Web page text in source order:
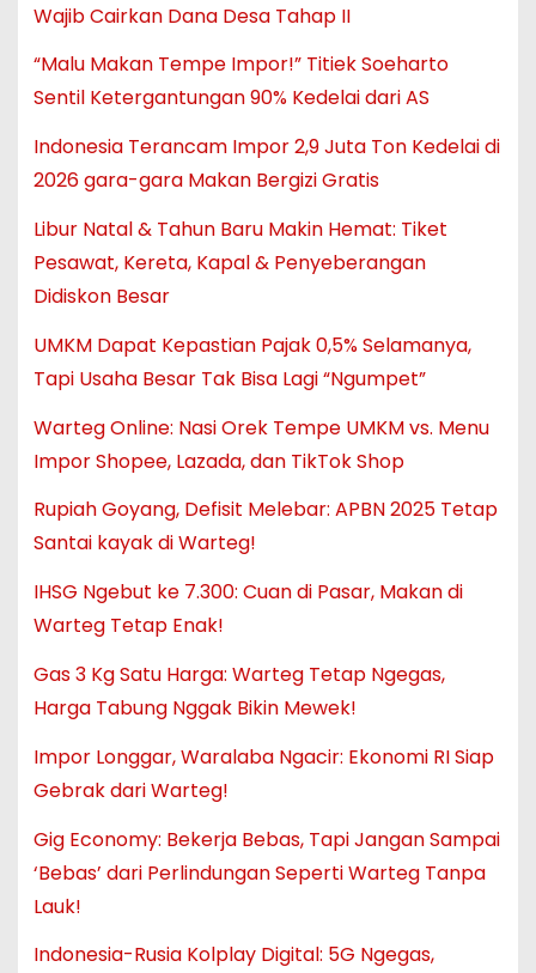
Wajib Cairkan Dana Desa Tahap II
“Malu Makan Tempe Impor!” Titiek Soeharto
Sentil Ketergantungan 90% Kedelai dari AS
Indonesia Terancam Impor 2,9 Juta Ton Kedelai di
2026 gara-gara Makan Bergizi Gratis
Libur Natal & Tahun Baru Makin Hemat: Tiket
Pesawat, Kereta, Kapal & Penyeberangan
Didiskon Besar
UMKM Dapat Kepastian Pajak 0,5% Selamanya,
Tapi Usaha Besar Tak Bisa Lagi “Ngumpet”
Warteg Online: Nasi Orek Tempe UMKM vs. Menu
Impor Shopee, Lazada, dan TikTok Shop
Rupiah Goyang, Defisit Melebar: APBN 2025 Tetap
Santai kayak di Warteg!
IHSG Ngebut ke 7.300: Cuan di Pasar, Makan di
Warteg Tetap Enak!
Gas 3 Kg Satu Harga: Warteg Tetap Ngegas,
Harga Tabung Nggak Bikin Mewek!
Impor Longgar, Waralaba Ngacir: Ekonomi RI Siap
Gebrak dari Warteg!
Gig Economy: Bekerja Bebas, Tapi Jangan Sampai
‘Bebas’ dari Perlindungan Seperti Warteg Tanpa
Lauk!
Indonesia-Rusia Kolplay Digital: 5G Ngegas,